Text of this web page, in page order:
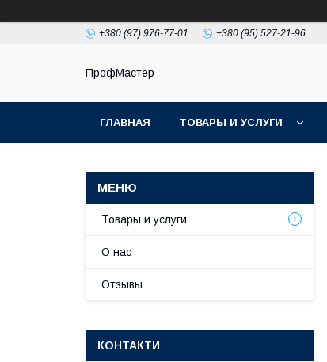
+380 (97) 976-77-01 +380 (95) 527-21-96
ПрофМастер
ГЛАВНАЯ ТОВАРЫ И УСЛУГИ
Товары и услуги
О нас
Отзывы
КОНТАКТИ